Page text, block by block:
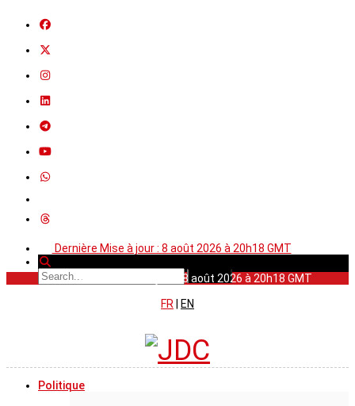
Dernière Mise à jour : 8 août 2026 à 20h18 GMT
Dernière Mise à jour : 8 août 2026 à 20h18 GMT
FR
EN
Politique